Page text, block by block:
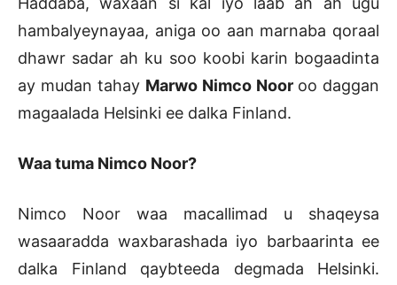
hambalyeynayaa, aniga oo aan marnaba qoraal
dhawr sadar ah ku soo koobi karin bogaadinta
ay mudan tahay Marwo Nimco Noor oo daggan
magaalada Helsinki ee dalka Finland.
Waa tuma Nimco Noor?
Nimco Noor waa macallimad u shaqeysa
wasaaradda waxbarashada iyo barbaarinta ee
dalka Finland qaybteeda degmada Helsinki.